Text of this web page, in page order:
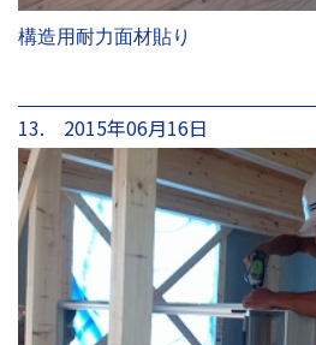
構造用耐力面材貼り
13. 2015年06月16日